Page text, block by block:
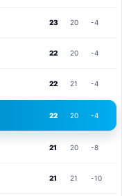
23 20 -4
22 20 -4
22 21 -4
22 20 -4
21 20 -8
21 21 -10